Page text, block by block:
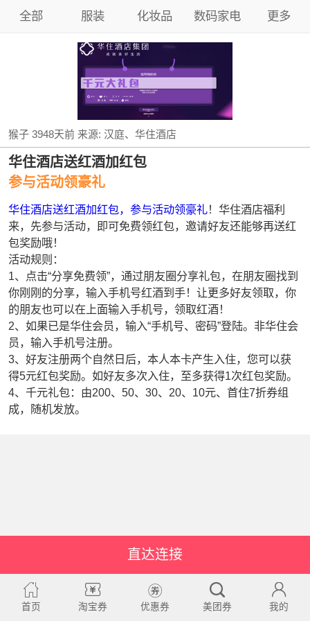
全部 服装 化妆品 数码家电 更多
猴子 3948天前来源: 汉庭、华住酒店
华住酒店送红酒加红包
参与活动领豪礼
华住酒店送红酒加红包，参与活动领豪礼！华住酒店福利
来，先参与活动，即可免费领红包，邀请好友还能够再送红
包奖励哦！
活动规则：
1、点击“分享免费领”，通过朋友圈分享礼包，在朋友圈找到
你刚刚的分享，输入手机号红酒到手！让更多好友领取，你
的朋友也可以在上面输入手机号，领取红酒！
2、如果已是华住会员，输入“手机号、密码”登陆。非华住会
员，输入手机号注册。
3、好友注册两个自然日后，本人本卡产生入住，您可以获
得5元红包奖励。如好友多次入住，至多获得1次红包奖励。
4、千元礼包：由200、50、30、20、10元、首住7折券组
成，随机发放。
直达连接
首页 淘宝券 优惠券 美团券 我的